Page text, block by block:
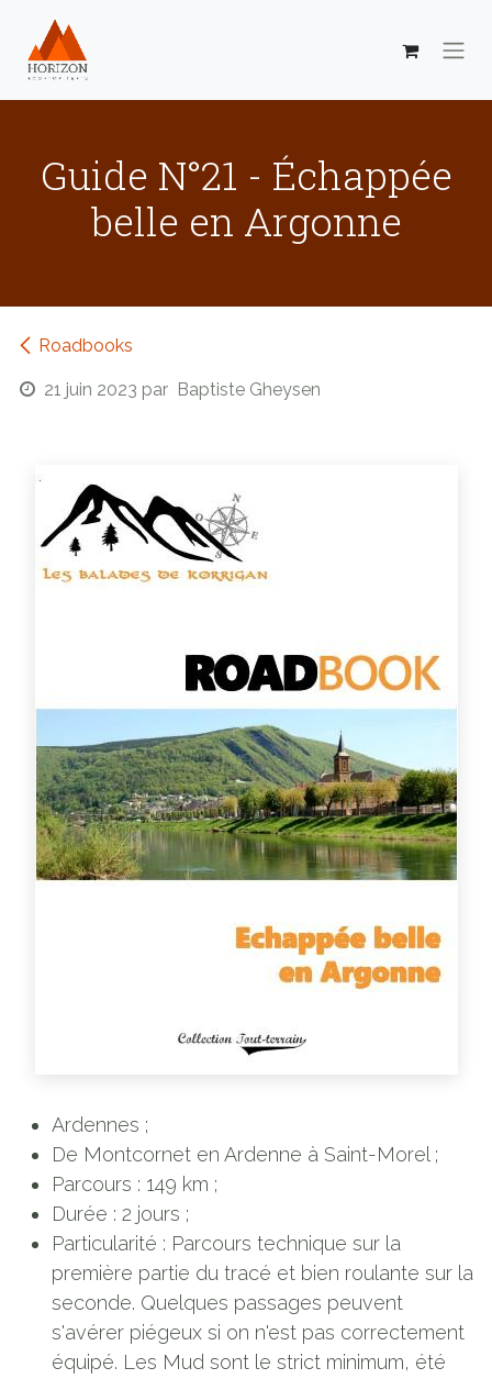
Guide N°21 - Échappée
belle en Argonne
Roadbooks
21 juin 2023 par Baptiste Gheysen
Ardennes ;
De Montcornet en Ardenne à Saint-Morel ;
Parcours : 149 km ;
Durée : 2 jours ;
Particularité : Parcours technique sur la
première partie du tracé et bien roulante sur la
seconde. Quelques passages peuvent
s'avérer piégeux si on n'est pas correctement
équipé. Les Mud sont le strict minimum, été